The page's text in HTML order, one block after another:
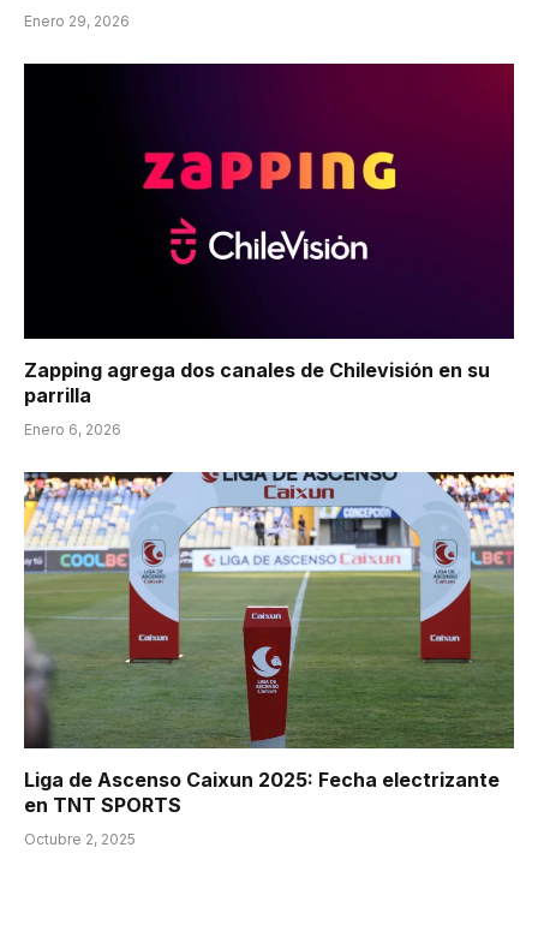
Enero 29, 2026
Zapping agrega dos canales de Chilevisión en su
parrilla
Enero 6, 2026
Liga de Ascenso Caixun 2025: Fecha electrizante
en TNT SPORTS
Octubre 2, 2025